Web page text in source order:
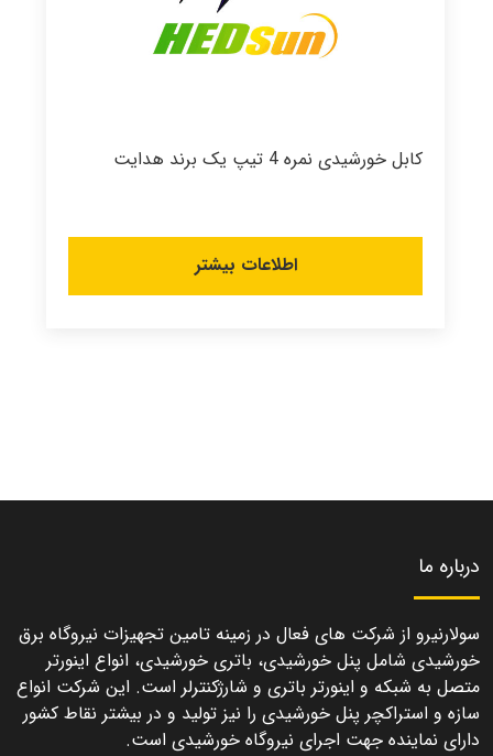
کابل خورشیدی نمره 4 تیپ یک برند هدایت
اطلاعات بیشتر
درباره ما
سولارنیرو از شرکت های فعال در زمینه تامین تجهیزات نیروگاه برق
خورشیدی شامل پنل خورشیدی، باتری خورشیدی، انواع اینورتر
متصل به شبکه و اینورتر باتری و شارژکنترلر است. این شرکت انواع
سازه و استراکچر پنل خورشیدی را نیز تولید و در بیشتر نقاط کشور
دارای نماینده جهت اجرای نیروگاه خورشیدی است.